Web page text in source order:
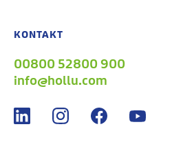
KONTAKT
00800 52800 900
info@hollu.com